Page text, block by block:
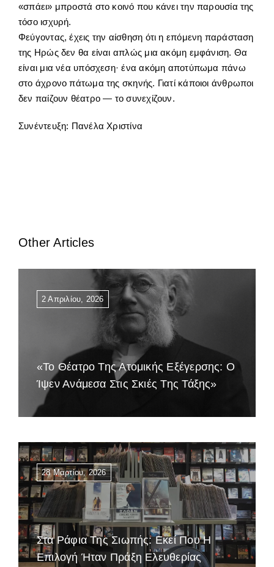
«σπάει» μπροστά στο κοινό που κάνει την παρουσία της
τόσο ισχυρή.
Φεύγοντας, έχεις την αίσθηση ότι η επόμενη παράσταση
της Ηρώς δεν θα είναι απλώς μια ακόμη εμφάνιση. Θα
είναι μια νέα υπόσχεση· ένα ακόμη αποτύπωμα πάνω
στο άχρονο πάτωμα της σκηνής. Γιατί κάποιοι άνθρωποι
δεν παίζουν θέατρο — το συνεχίζουν.
Συνέντευξη: Πανέλα Χριστίνα
Other Articles
2 Απριλίου, 2026
«Το Θέατρο Της Ατομικής Εξέγερσης: Ο
Ίψεν Ανάμεσα Στις Σκιές Της Τάξης»
28 Μαρτίου, 2026
Στα Ράφια Της Σιωπής: Εκεί Που Η
Επιλογή Ήταν Πράξη Ελευθερίας